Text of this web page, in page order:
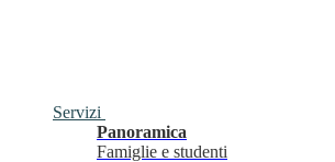
Servizi
Panoramica
Famiglie e studenti